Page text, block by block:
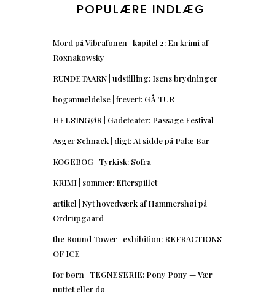
POPULÆRE INDLÆG
Mord på Vibrafonen | kapitel 2: En krimi af
Roxnakowsky
RUNDETAARN | udstilling: Isens brydninger
boganmeldelse | frevert: GÅ TUR
HELSINGØR | Gadeteater: Passage Festival
Asger Schnack | digt: At sidde på Palæ Bar
KOGEBOG | Tyrkisk: Sofra
KRIMI | sommer: Efterspillet
artikel | Nyt hovedværk af Hammershøi på
Ordrupgaard
the Round Tower | exhibition: REFRACTIONS
OF ICE
for børn | TEGNESERIE: Pony Pony — Vær
nuttet eller dø